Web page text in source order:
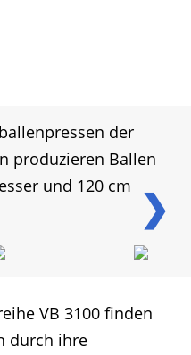
❯
der
produzieren Ballen
und 120 cm
VB 3100 finden
durch ihre